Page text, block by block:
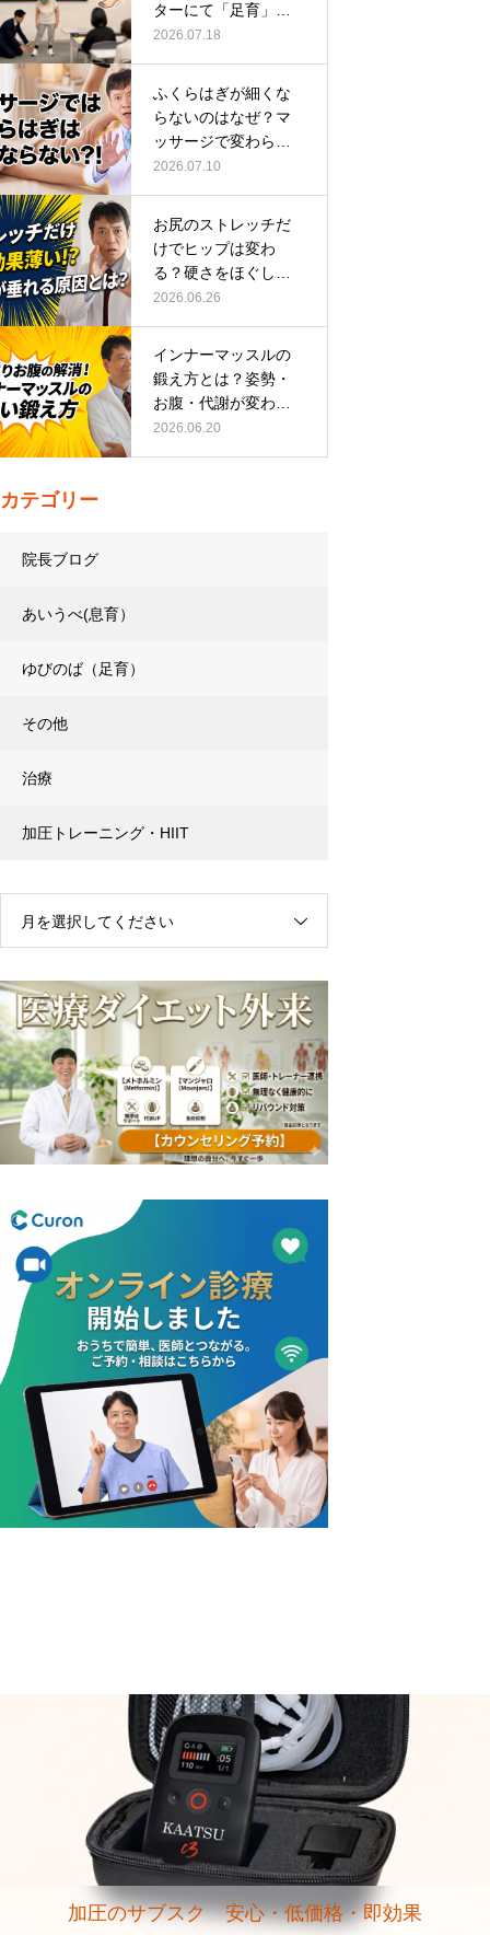
ターにて「足育」講
演会に登壇し…
2026.07.18
ふくらはぎが細くな
らないのはなぜ？マ
ッサージで変わらな
い根本原因
2026.07.10
お尻のストレッチだ
けでヒップは変わ
る？硬さをほぐして
整える正しい方…
2026.06.26
インナーマッスルの
鍛え方とは？姿勢・
お腹・代謝が変わる
トレーニング…
2026.06.20
カテゴリー
院長ブログ
あいうべ(息育）
ゆびのば（足育）
その他
治療
加圧トレーニング・HIIT
月を選択してください
加圧のサブスク 安心・低価格・即効果